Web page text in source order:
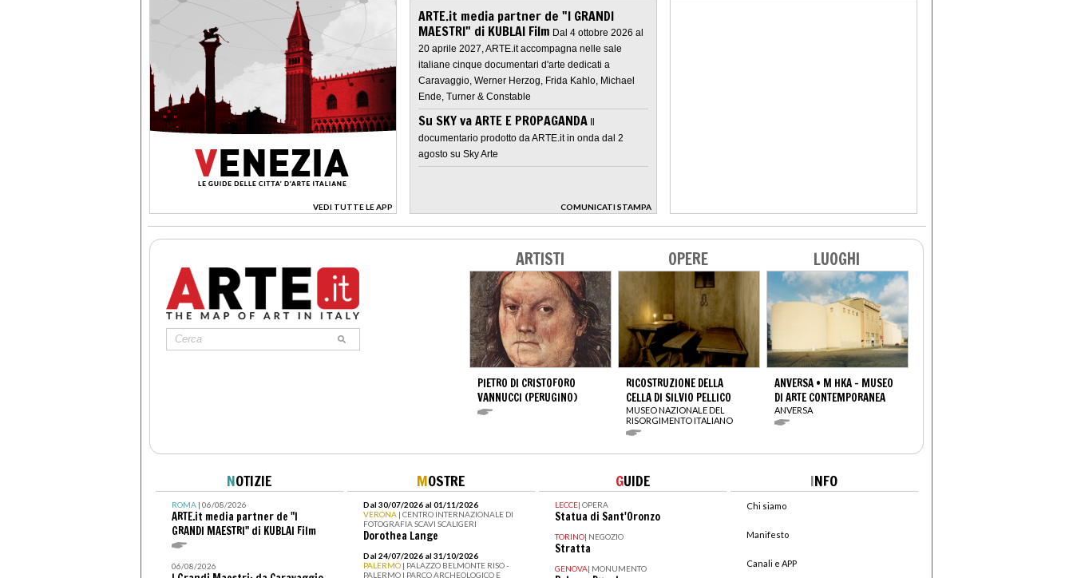
VEDI TUTTE LE APP
>
ARTE.it media partner de "I GRANDI
MAESTRI" di KUBLAI Film Dal 4 ottobre 2026 al
20 aprile 2027, ARTE.it accompagna nelle sale
italiane cinque documentari d'arte dedicati a
Caravaggio, Werner Herzog, Frida Kahlo, Michael
Ende, Turner & Constable
Su SKY va ARTE E PROPAGANDA Il
documentario prodotto da ARTE.it in onda dal 2
agosto su Sky Arte
COMUNICATI STAMPA
>
ARTISTI
PIETRO DI CRISTOFORO
VANNUCCI (PERUGINO)
OPERE
RICOSTRUZIONE DELLA
CELLA DI SILVIO PELLICO
MUSEO NAZIONALE DEL
RISORGIMENTO ITALIANO
LUOGHI
ANVERSA • M HKA - MUSEO
DI ARTE CONTEMPORANEA
ANVERSA
NOTIZIE
ROMA| 06/08/2026
ARTE.it media partner de "I
GRANDI MAESTRI" di KUBLAI Film
06/08/2026
MOSTRE
Dal 30/07/2026 al 01/11/2026
VERONA | CENTRO INTERNAZIONALE DI
FOTOGRAFIA SCAVI SCALIGERI
Dorothea Lange
Dal 24/07/2026 al 31/10/2026
PALERMO | PALAZZO BELMONTE RISO -
PALERMO I PARCO ARCHEOLOGICO E
GUIDE
LECCE| OPERA
Statua di Sant'Oronzo
TORINO| NEGOZIO
Stratta
GENOVA| MONUMENTO
INFO
Chi siamo
Manifesto
Canali e APP